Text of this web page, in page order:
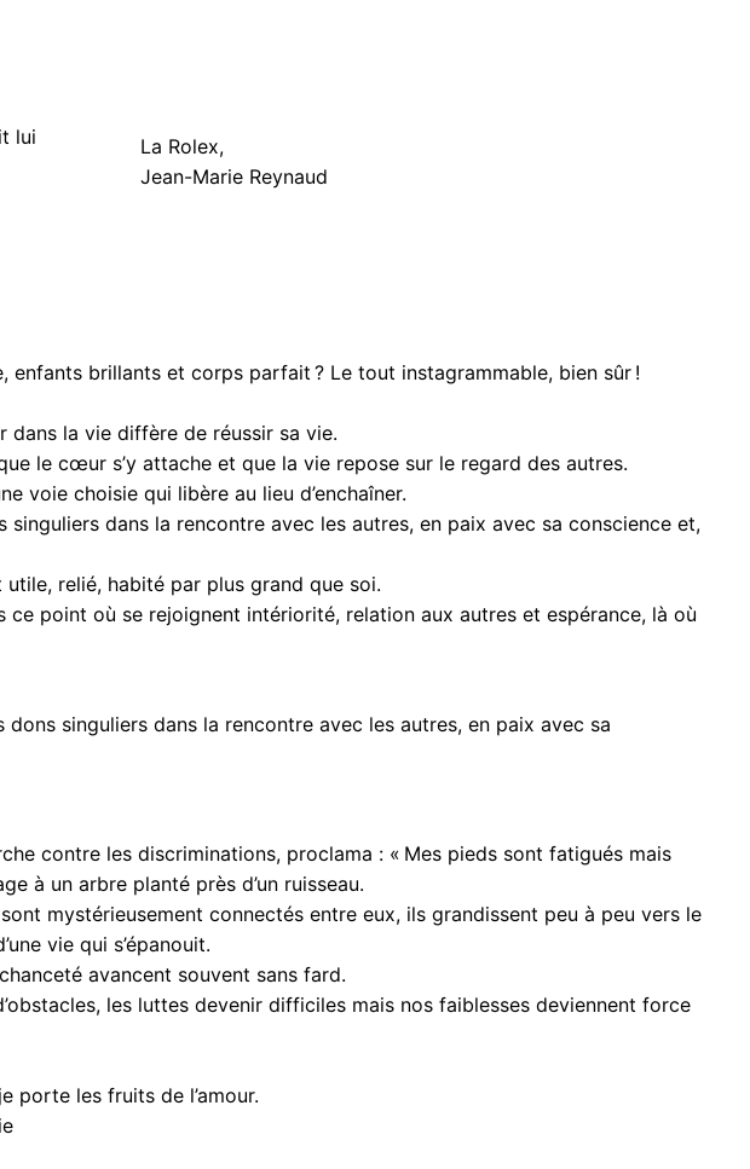
lui
La Rolex,
Jean-Marie Reynaud
brillants et corps parfait ? Le tout instagrammable, bien sûr !
dans la vie diffère de réussir sa vie.
le cœur s’y attache et que la vie repose sur le regard des autres.
voie choisie qui libère au lieu d’enchaîner.
dans la rencontre avec les autres, en paix avec sa conscience et,
relié, habité par plus grand que soi.
ce point où se rejoignent intériorité, relation aux autres et espérance, là où
singuliers dans la rencontre avec les autres, en paix avec sa
contre les discriminations, proclama : « Mes pieds sont fatigués mais
à un arbre planté près d’un ruisseau.
mystérieusement connectés entre eux, ils grandissent peu à peu vers le
vie qui s’épanouit.
avancent souvent sans fard.
les luttes devenir difficiles mais nos faiblesses deviennent force
porte les fruits de l’amour.